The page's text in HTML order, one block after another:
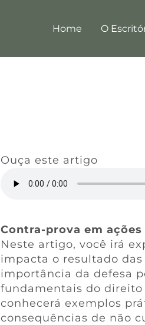
Home O
Ouça este artigo
Contra-prova em ações
Neste artigo, você irá
impacta o resultado das
importância da defesa
fundamentais do direito
conhecerá exemplos
consequências de não